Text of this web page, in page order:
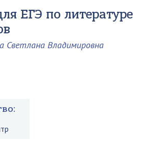
ЕГЭ по литературе
Светлана Владимировна